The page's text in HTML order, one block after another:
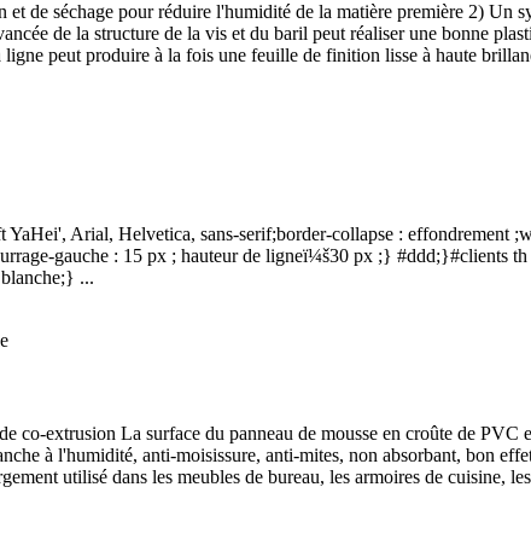
de séchage pour réduire l'humidité de la matière première 2) Un
de la structure de la vis et du baril peut réaliser une bonne
peut produire à la fois une feuille de finition lisse à haute
Arial, Helvetica, sans-serif;border-collapse : effondrement
gauche : 15 px ; hauteur de ligneï¼š30 px ;} #ddd;}#clients
...
co-extrusion La surface du panneau de mousse en croûte de PVC
à l'humidité, anti-moisissure, anti-mites, non absorbant, bon
utilisé dans les meubles de bureau, les armoires de cuisine,